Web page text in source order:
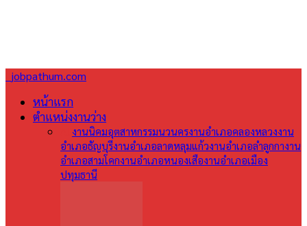
jobpathum.com
หน้าแรก
ตำแหน่งงานว่าง
งานนิคมอุตสาหกรรมนวนครงานอำเภอคลองหลวงงาน
อำเภอธัญบุรีงานอำเภอลาดหลุมแก้วงานอำเภอลำลูกกางาน
อำเภอสามโคกงานอำเภอหนองเสืองานอำเภอเมือง
ปทุมธานี